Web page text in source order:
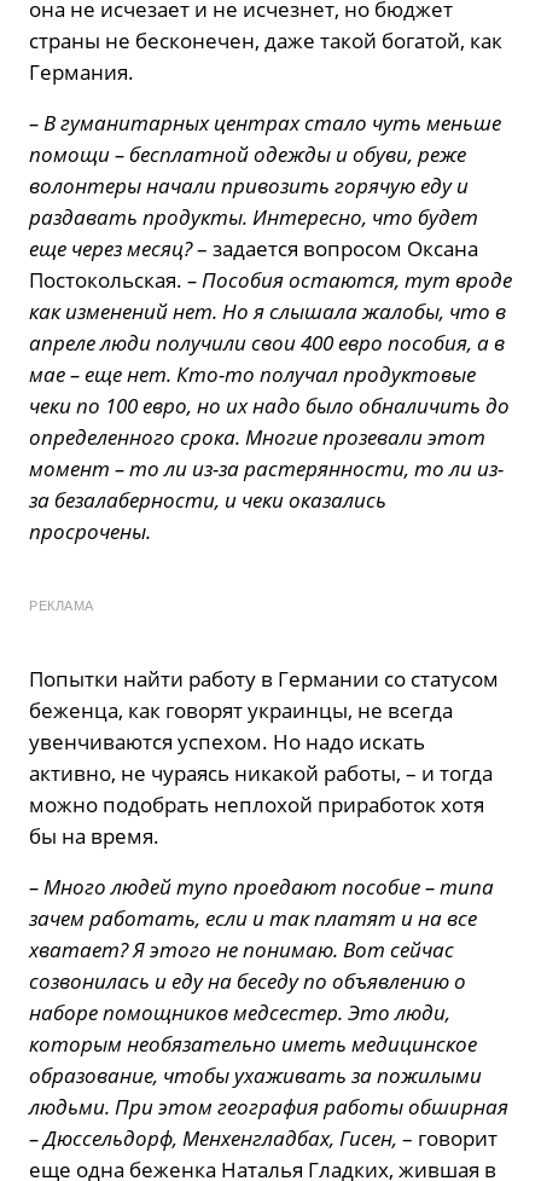
она не исчезает и не исчезнет, но бюджет
страны не бесконечен, даже такой богатой, как
Германия.
– В гуманитарных центрах стало чуть меньше
помощи – бесплатной одежды и обуви, реже
волонтеры начали привозить горячую еду и
раздавать продукты. Интересно, что будет
еще через месяц?– задается вопросом Оксана
Постокольская. – Пособия остаются, тут вроде
как изменений нет. Но я слышала жалобы, что в
апреле люди получили свои 400 евро пособия, а в
мае – еще нет. Кто-то получал продуктовые
чеки по 100 евро, но их надо было обналичить до
определенного срока. Многие прозевали этот
момент – то ли из-за растерянности, то ли из-
за безалаберности, и чеки оказались
просрочены.
РЕКЛАМА
Попытки найти работу в Германии со статусом
беженца, как говорят украинцы, не всегда
увенчиваются успехом. Но надо искать
активно, не чураясь никакой работы, – и тогда
можно подобрать неплохой приработок хотя
бы на время.
– Много людей тупо проедают пособие – типа
зачем работать, если и так платят и на все
хватает? Я этого не понимаю. Вот сейчас
созвонилась и еду на беседу по объявлению о
наборе помощников медсестер. Это люди,
которым необязательно иметь медицинское
образование, чтобы ухаживать за пожилыми
людьми. При этом география работы обширная
– Дюссельдорф, Менхенгладбах, Гисен, – говорит
еще одна беженка Наталья Гладких, жившая в